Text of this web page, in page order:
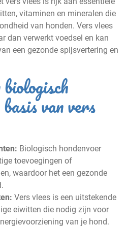
vitaminen en mineralen die
van honden. Vers vlees
dan verwerkt voedsel en kan
een gezonde spijsvertering en
van vers
Biologisch hondenvoer
toevoegingen of
waardoor het een gezonde
Vers vlees is een uitstekende
eiwitten die nodig zijn voor
van je hond.